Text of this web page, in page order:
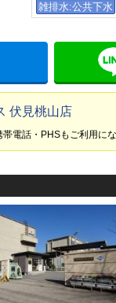
雑排水:公共下水
メールでお問
伏見桃山店
帯電話・PHSもご利用にな